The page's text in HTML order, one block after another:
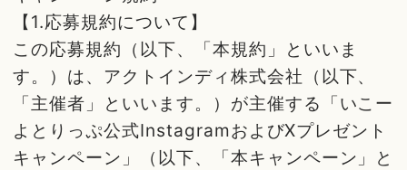
【1.応募規約について】
この応募規約（以下、「本規約」といいま
す。）は、アクトインディ株式会社（以下、
「主催者」といいます。）が主催する「いこー
よとりっぷ公式InstagramおよびXプレゼント
キャンペーン」（以下、「本キャンペーン」と